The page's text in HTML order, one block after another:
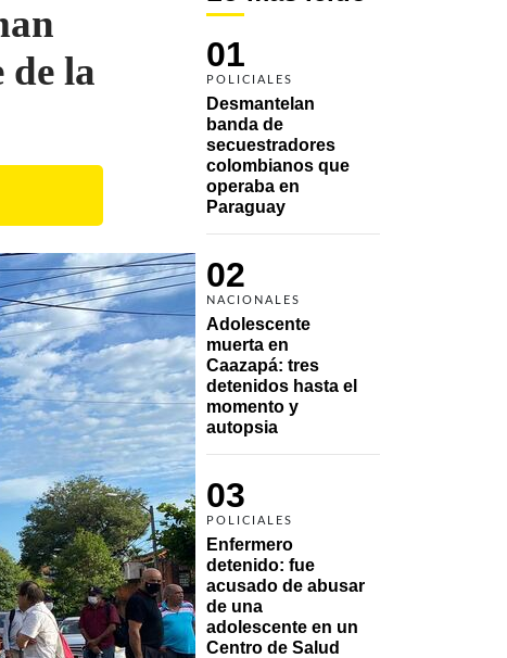
01
POLICIALES
Desmantelan
banda de
secuestradores
colombianos que
operaba en
Paraguay
02
NACIONALES
Adolescente
muerta en
Caazapá: tres
detenidos hasta el
momento y
autopsia
03
POLICIALES
Enfermero
detenido: fue
acusado de abusar
de una
adolescente en un
Centro de Salud
de la